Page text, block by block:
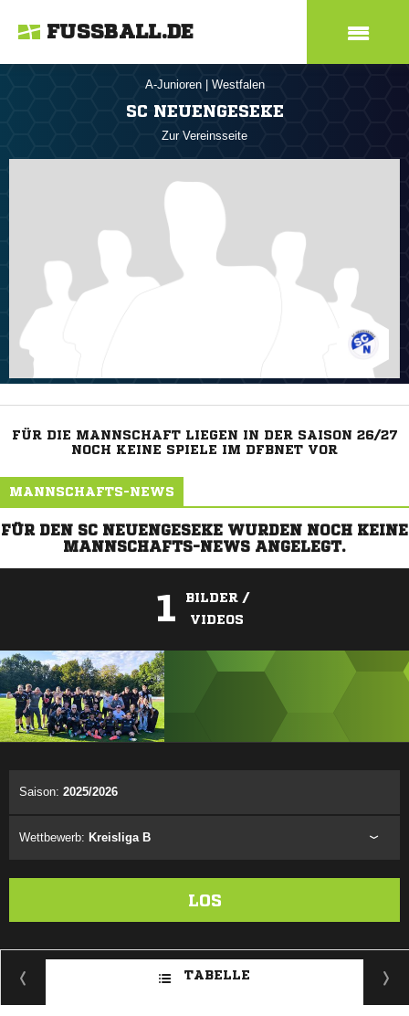
FUSSBALL.DE
A-Junioren Westfalen
SC NEUENGESEKE
Zur Vereinsseite
FÜR DIE MANNSCHAFT LIEGEN IN DER SAISON 26/27
NOCH KEINE SPIELE IM DFBNET VOR
MANNSCHAFTS-NEWS
FÜR DEN SC NEUENGESEKE WURDEN NOCH KEINE
MANNSCHAFTS-NEWS ANGELEGT.
1
BILDER /
VIDEOS
Saison: 2025/2026
Wettbewerb: Kreisliga B
LOS
TABELLE